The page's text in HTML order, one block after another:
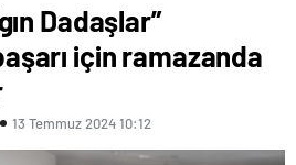
Dadaşlar”
için ramazanda
13 Temmuz 2024 10:12